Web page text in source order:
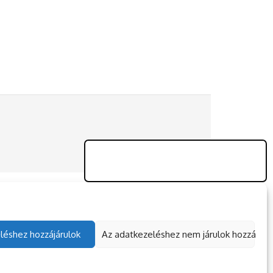
hozzájárulok Az adatkezeléshez nem járulok hozzá